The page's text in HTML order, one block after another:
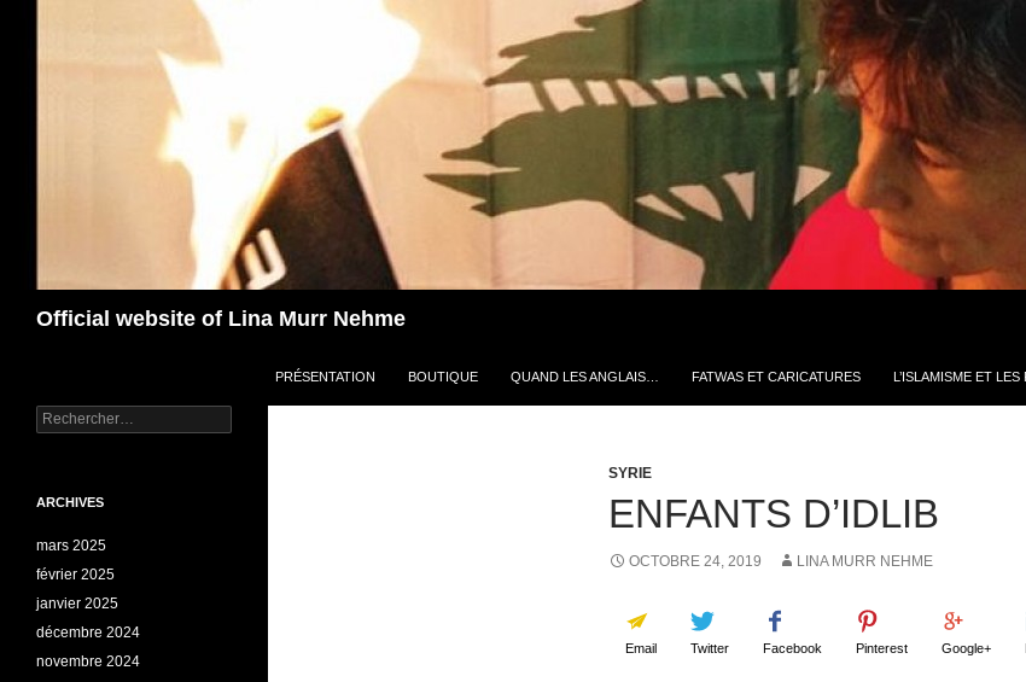
Official website of Lina Murr Nehme
PRÉSENTATION BOUTIQUE QUAND LES ANGLAIS… FATWAS ET CARICATURES L’ISLAMISME ET LES
SYRIE
ENFANTS D’IDLIB
OCTOBRE 24, 2019 LINA MURR NEHME
Email Twitter Facebook Pinterest Google+
Rechercher :
ARCHIVES
mars 2025
février 2025
janvier 2025
décembre 2024
novembre 2024